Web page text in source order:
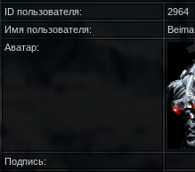
ID пользователя:
2964
Имя пользователя:
Beima
Аватар:
Подпись: